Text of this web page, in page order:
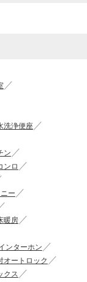
洗浄便座
ン
ンロ
ー
暖房
ンターホン
オートロック
クス